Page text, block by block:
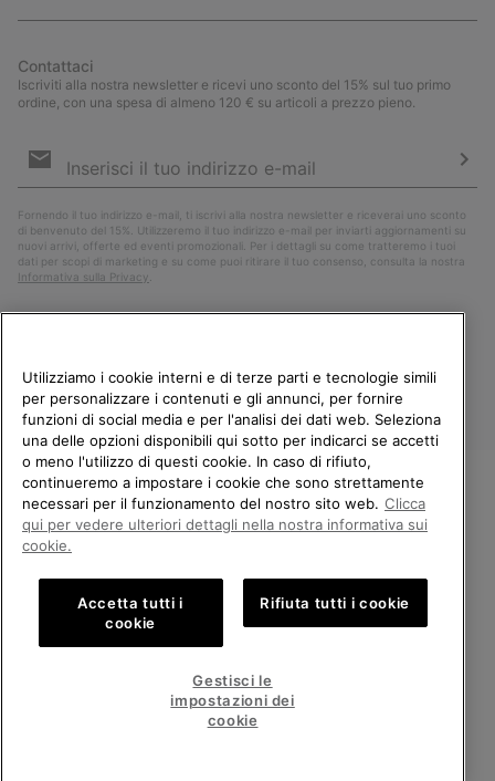
Contattaci
Iscriviti alla nostra newsletter e ricevi uno sconto del 15% sul tuo primo
ordine, con una spesa di almeno 120 € su articoli a prezzo pieno.
e-
Fornendo il tuo indirizzo e-mail, ti iscrivi alla nostra newsletter e riceverai uno sconto
di benvenuto del 15%. Utilizzeremo il tuo indirizzo e-mail per inviarti aggiornamenti su
nuovi arrivi, offerte ed eventi promozionali. Per i dettagli su come tratteremo i tuoi
dati per scopi di marketing e su come puoi ritirare il tuo consenso, consulta la nostra
Informativa sulla Privacy.
Italia
©2026Columbia Sportswear Company. Avenue des Morgines, 12 1213
Petit-Lancy Switzerland. Tutti i diritti riservati.
Politica sulla privacy Termini di utilizzo
Condizioni Generali di Vendita
Public CBCR
Servizio clienti: Lun. - Ven. 9:00 - 13:00 & 14:00 - 18:00
BENVENUTO/A IN SOREL.
SELEZIONA IL TUO PAESE DI
Shopping online disponibile
Utilizziamo i cookie interni e di terze parti e tecnologie simili
per personalizzare i contenuti e gli annunci, per fornire
funzioni di social media e per l'analisi dei dati web. Seleziona
una delle opzioni disponibili qui sotto per indicarci se accetti
o meno l'utilizzo di questi cookie. In caso di rifiuto,
continueremo a impostare i cookie che sono strettamente
necessari per il funzionamento del nostro sito web. Clicca
qui per vedere ulteriori dettagli nella nostra informativa sui
cookie.
Accetta tutti i
cookie
Rifiuta tutti i cookie
Gestisci le
impostazioni dei
cookie